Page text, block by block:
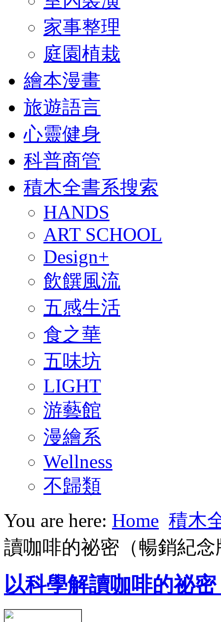
家事整理
庭園植栽
繪本漫畫
旅遊語言
心靈健身
科普商管
積木全書系搜索
HANDS
ART SCHOOL
Design+
飲饌風流
五感生活
食之華
五味坊
LIGHT
游藝館
漫繪系
Wellness
不歸類
You are here: Home 積木
讀咖啡的祕密（暢銷紀念
以科學解讀咖啡的祕